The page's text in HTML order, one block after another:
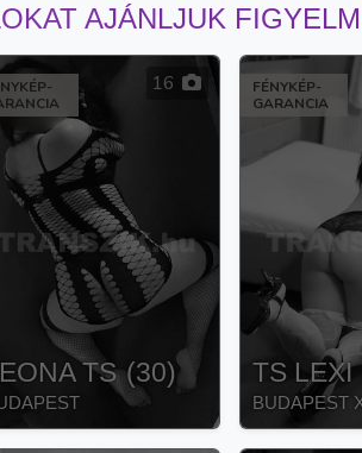
AJÁNLJUK
16
TS (30)
FÉNYKÉP-
GARANCIA
TS LEXI
BUDAPEST